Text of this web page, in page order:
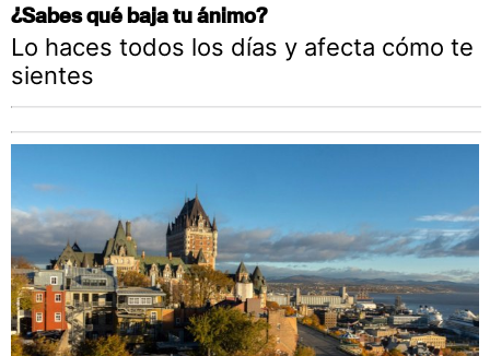
¿Sabes qué baja tu ánimo?
Lo haces todos los días y afecta cómo te
sientes